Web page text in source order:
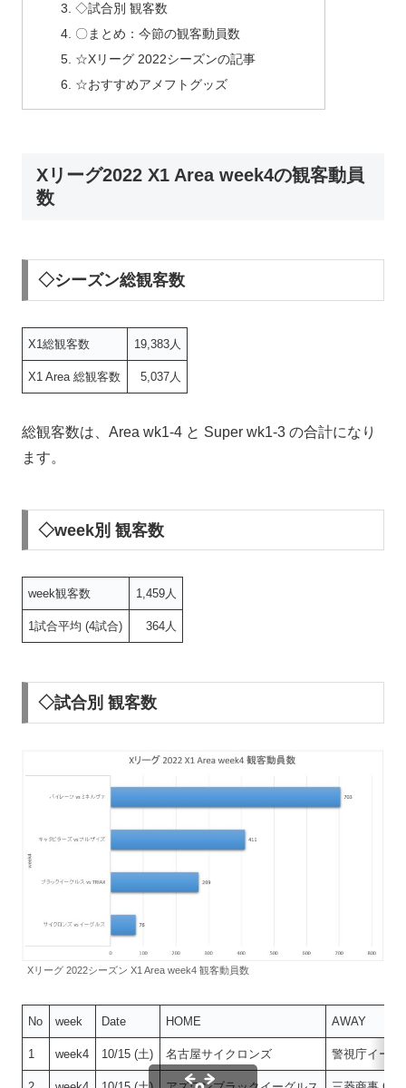
◇試合別 観客数
〇まとめ：今節の観客動員数
☆Xリーグ 2022シーズンの記事
☆おすすめアメフトグッズ
Xリーグ2022 X1 Area week4の観客動員
数
◇シーズン総観客数
X1総観客数 19,383人
X1 Area 総観客数 5,037人
総観客数は、Area wk1-4 と Super wk1-3 の合計になり
ます。
◇week別 観客数
week観客数 1,459人
1試合平均 (4試合) 364人
◇試合別 観客数
Xリーグ 2022シーズン X1 Area week4 観客動員数
No week Date HOME AWAY
1 week4 10/15 (土) 名古屋サイクロンズ 警視庁イーグ